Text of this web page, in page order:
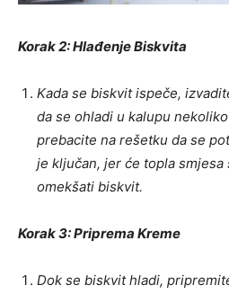
Korak 2: Hlađenje Biskvita
Kada se biskvit ispeče,
da se ohladi u kalupu
prebacite na rešetku da se
je ključan, jer će topla
omekšati biskvit.
Korak 3: Priprema Kreme
Dok se biskvit hladi,